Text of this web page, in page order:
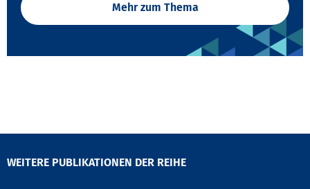
Mehr zum Thema
WEITERE PUBLIKATIONEN DER REIHE